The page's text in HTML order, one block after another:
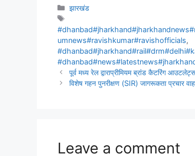
झारखंड
umnews#ravishkumar#ravishofficials,
पूर्व मध्य रेल द्वाराप्रीमियम ब्रांड कैटरिंग
विशेष गहन पुनरीक्षण (SIR) जागरूकता प्रचार
Leave a comment